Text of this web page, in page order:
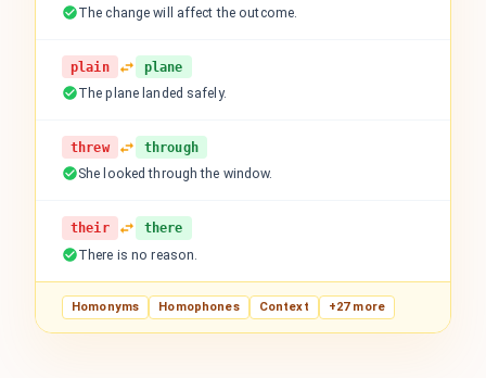
The change will affect the outcome.
plain plane
The plane landed safely.
threw through
She looked through the window.
their there
There is no reason.
Homonyms Homophones Context +27 more